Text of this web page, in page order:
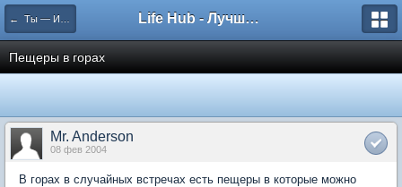
← Ты — Избранный Life Hub - Лучшие компьютерные игры мира
Пещеры в горах
Mr. Anderson
08 фев 2004
В горах в случайных встречах есть пещеры в которые можно